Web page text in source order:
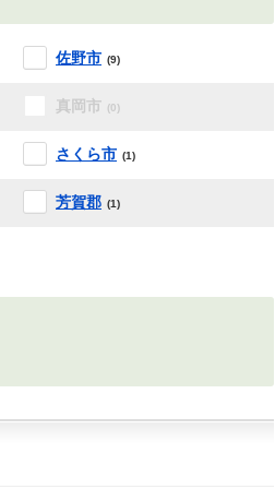
佐野市 (9)
真岡市 (0)
さくら市 (1)
芳賀郡 (1)